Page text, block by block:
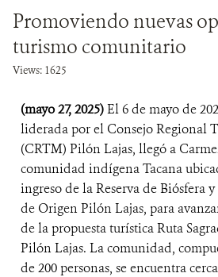
Promoviendo nuevas
turismo comunitario
Views: 1625
(mayo 27, 2025)El 6 de mayo de
liderada por el Consejo Regional
(CRTM) Pilón Lajas, llegó a
comunidad indígena Tacana
ingreso de la Reserva de Biósfera
de Origen Pilón Lajas, para
de la propuesta turística Ruta
Pilón Lajas. La comunidad,
de 200 personas, se encuentra